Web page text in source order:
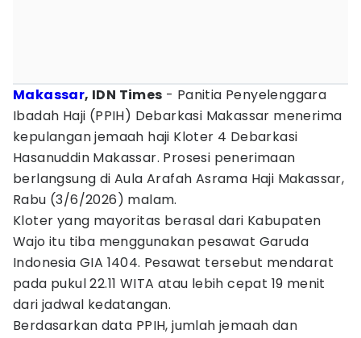
Makassar, IDN Times - Panitia Penyelenggara
Ibadah Haji (PPIH) Debarkasi Makassar menerima
kepulangan jemaah haji Kloter 4 Debarkasi
Hasanuddin Makassar. Prosesi penerimaan
berlangsung di Aula Arafah Asrama Haji Makassar,
Rabu (3/6/2026) malam.
Kloter yang mayoritas berasal dari Kabupaten
Wajo itu tiba menggunakan pesawat Garuda
Indonesia GIA 1404. Pesawat tersebut mendarat
pada pukul 22.11 WITA atau lebih cepat 19 menit
dari jadwal kedatangan.
Berdasarkan data PPIH, jumlah jemaah dan